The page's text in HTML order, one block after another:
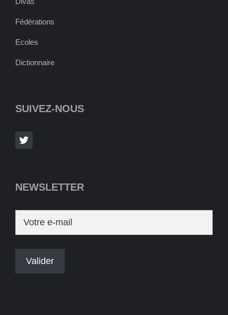
Fédérations
Ecoles
Dictionnaire
SUIVEZ-NOUS
NEWSLETTER